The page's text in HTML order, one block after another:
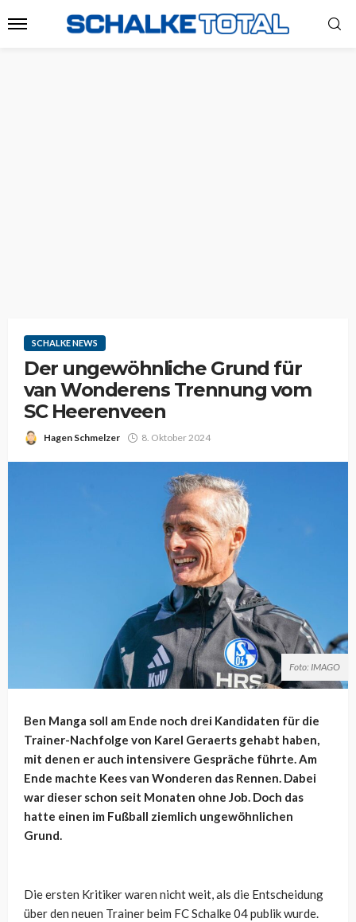
SCHALKE NEWS
Der ungewöhnliche Grund für
van Wonderens Trennung vom
SC Heerenveen
Hagen Schmelzer 8. Oktober 2024
Foto: IMAGO
Ben Manga soll am Ende noch drei Kandidaten für die
Trainer-Nachfolge von Karel Geraerts gehabt haben,
mit denen er auch intensivere Gespräche führte. Am
Ende machte Kees van Wonderen das Rennen. Dabei
war dieser schon seit Monaten ohne Job. Doch das
hatte einen im Fußball ziemlich ungewöhnlichen
Grund.
Die ersten Kritiker waren nicht weit, als die Entscheidung
über den neuen Trainer beim FC Schalke 04 publik wurde.